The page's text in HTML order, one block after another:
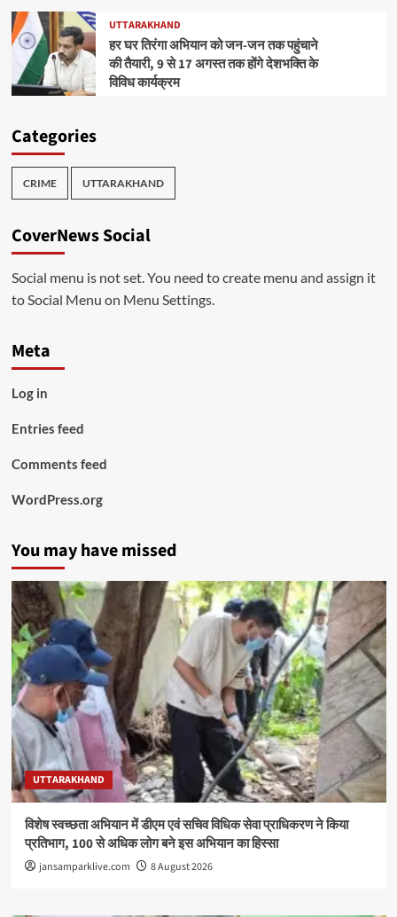
UTTARAKHAND
हर घर तिरंगा अभियान को जन-जन तक पहुंचाने
की तैयारी, 9 से 17 अगस्त तक होंगे देशभक्ति के
विविध कार्यक्रम
Categories
CRIME UTTARAKHAND
CoverNews Social
Social menu is not set. You need to create menu and assign it
to Social Menu on Menu Settings.
Meta
Log in
Entries feed
Comments feed
WordPress.org
You may have missed
UTTARAKHAND
विशेष स्वच्छता अभियान में डीएम एवं सचिव विधिक सेवा प्राधिकरण ने किया
प्रतिभाग, 100 से अधिक लोग बने इस अभियान का हिस्सा
jansamparklive.com 8 August 2026